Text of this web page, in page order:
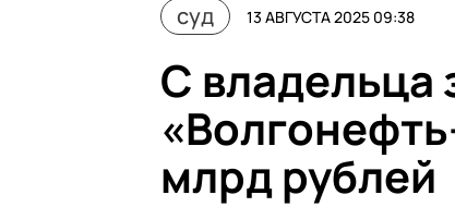
суд 13 АВГУСТА 2025 09:38
С владельца
млрд рублей